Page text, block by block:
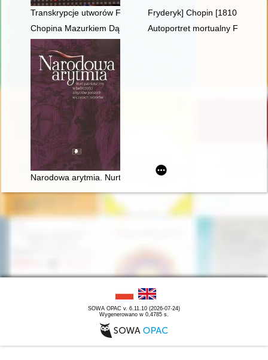
Transkrypcje utworów Fryderyka Chopina : katalog
Fryderyk] Chopin [1810-1849]
Chopina Mazurkiem Dąbrowskiego urzeczenie
Autoportret mortualny
Narodowa arytmia. Nurt patriotyczny w twórczości artystów
SOWA OPAC v. 6.11.10 (2026-07-24)
Wygenerowano w 0,4785 s.